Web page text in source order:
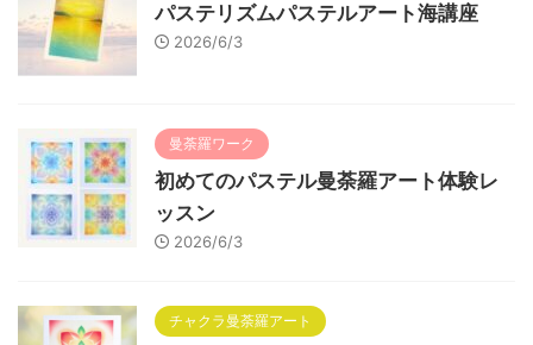
パステリズムパステルアート海講座
2026/6/3
曼荼羅ワーク
初めてのパステル曼荼羅アート体験レ
ッスン
2026/6/3
チャクラ曼荼羅アート